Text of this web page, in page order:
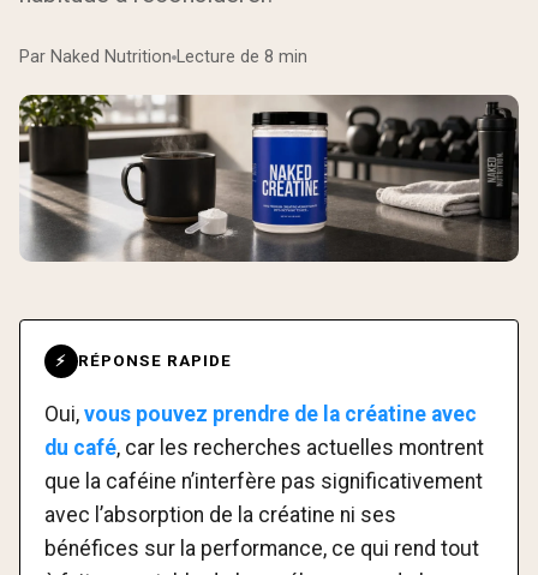
Par Naked Nutrition Lecture de 8 min
⚡ RÉPONSE RAPIDE
Oui, vous pouvez prendre de la créatine avec
du café, car les recherches actuelles montrent
que la caféine n’interfère pas significativement
avec l’absorption de la créatine ni ses
bénéfices sur la performance, ce qui rend tout